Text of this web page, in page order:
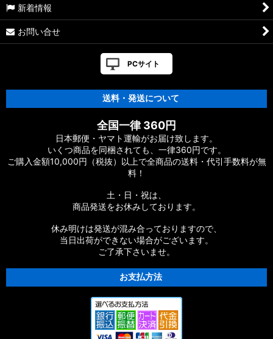
【シマノ】22バンタム［BANTAM MGL］純正パーツリスト
【シマノ】05メタニウム XT［Metanium］純正パーツリスト
【シマノ】19アンタレス［ANTARES］純正パーツリスト
【シマノ】18アンタレス DC MD XG［ANTARES］純正パーツ
リスト
【シマノ】16アンタレス DC［ANTARES］純正パーツリスト
【シマノ】12アンタレス［ANTARES］純正パーツリスト
【シマノ】03-06アンタレス AR/DC/DC7［ANTARES］純正パ
【シマノ】21SLX BFS［SLX］純正パーツリスト
【シマノ】21-22カルカッタコンクエスト
【シマノ】18バンタム MGL［BANTAM MGL］純正パーツリス
【シマノ】21オシアジガー［OCEA JIGGER］純正パーツリス
新着情報
お問い合せ
PCサイト
送料・発送について
全国一律 360円
日本郵便・ヤマト運輸がお届け致します。
いくつ商品を同梱されても、一律360円です。
ご購入金額10,000円（税抜）以上で全商品の送料・代引手数料が無
料！
土・日・祝は、
商品発送をお休みしております。
休み明けは発送が混み合っておりますので、
当日出荷ができない場合がございます。
ご了承下さいませ。
お支払方法